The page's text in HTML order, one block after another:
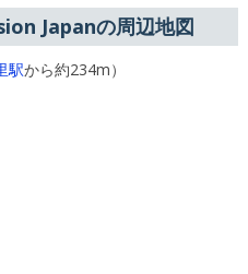
Japanの周辺地図
駅から約234m）